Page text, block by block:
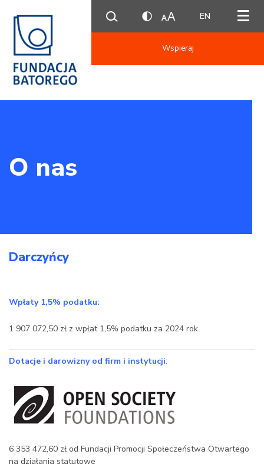
EN
Wspieraj
O nas
Darczyńcy
Wpłaty 1,5% podatku:
1 907 072,50 zł z wpłat 1,5% podatku za 2024 rok
Dotacje i darowizny od firm i instytucji:
6 353 472,60 zł od Fundacji Promocji Społeczeństwa Otwartego
na działania statutowe